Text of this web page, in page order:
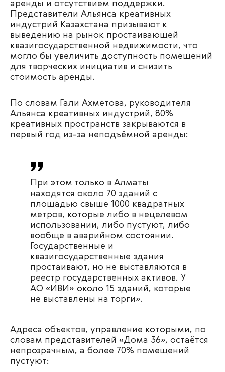
аренды и отсутствием поддержки.
Представители Альянса креативных
индустрий Казахстана призывают к
выведению на рынок простаивающей
квазигосударственной недвижимости, что
могло бы увеличить доступность помещений
для творческих инициатив и снизить
стоимость аренды.
По словам Гали Ахметова, руководителя
Альянса креативных индустрий, 80%
креативных пространств закрываются в
первый год из-за неподъёмной аренды:
При этом только в Алматы
находятся около 70 зданий с
площадью свыше 1000 квадратных
метров, которые либо в нецелевом
использовании, либо пустуют, либо
вообще в аварийном состоянии.
Государственные и
квазигосударственные здания
простаивают, но не выставляются в
реестр государственных активов. У
АО «ИВИ» около 15 зданий, которые
не выставлены на торги».
Адреса объектов, управление которыми, по
словам представителей «Дома 36», остаётся
непрозрачным, а более 70% помещений
пустуют: